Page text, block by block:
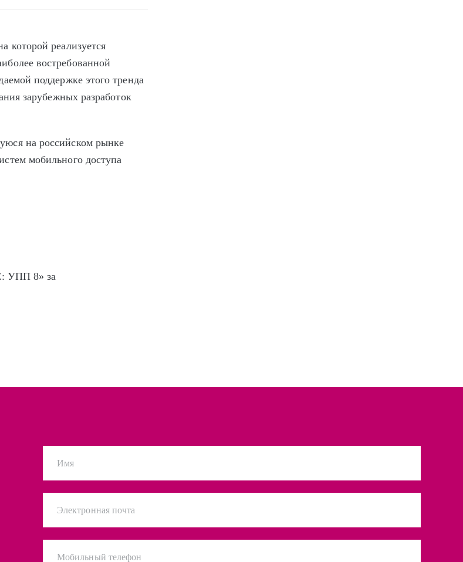
которой реализуется
востребованной
поддержке этого тренда
зарубежных разработок
на российском рынке
мобильного доступа
УПП 8» за
Имя
Электронная почта
Мобильный телефон